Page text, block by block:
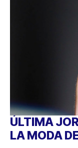
ÚLTIMA
LA MODA